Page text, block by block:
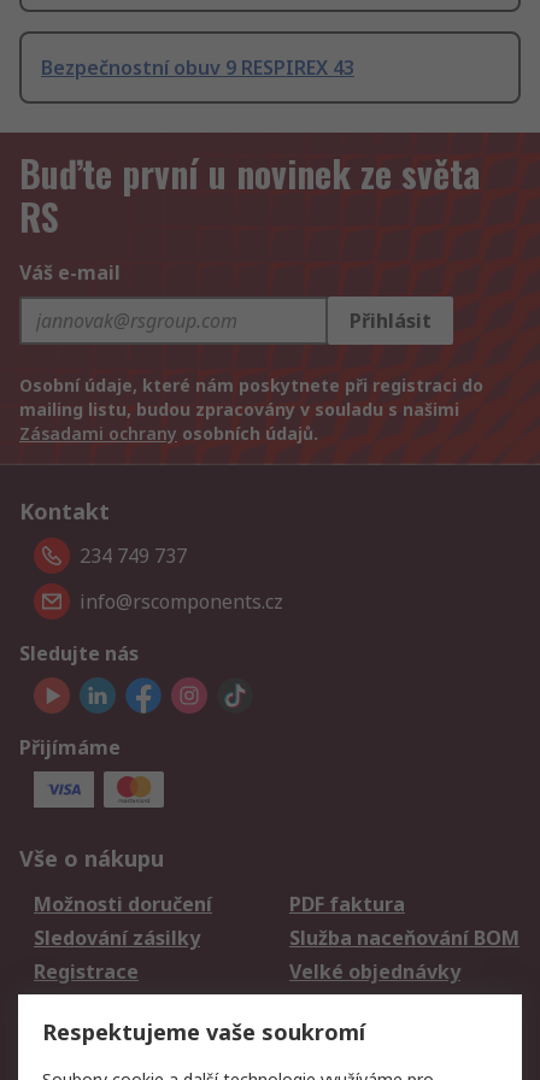
Bezpečnostní obuv 9 RESPIREX 43
Buďte první u novinek ze světa
RS
Váš e-mail
Přihlásit
Osobní údaje, které nám poskytnete při registraci do
mailing listu, budou zpracovány v souladu s našimi
Zásadami ochrany osobních údajů.
Kontakt
234 749 737
info@rscomponents.cz
Sledujte nás
Přijímáme
Vše o nákupu
Možnosti doručení
PDF faktura
Sledování zásilky
Služba naceňování BOM
Registrace
Velké objednávky
Právní
Respektujeme vaše soukromí